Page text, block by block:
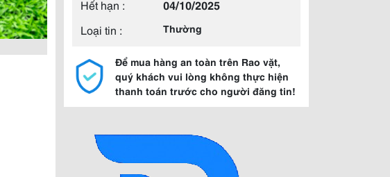
Hết hạn :
04/10/2025
Loại tin :
Thường
Để mua hàng an toàn trên Rao vặt,
quý khách vui lòng không thực hiện
thanh toán trước cho người đăng tin!